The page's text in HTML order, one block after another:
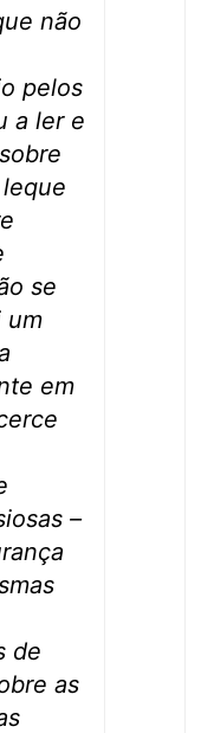
não
pelos
a ler e
se
um
em
–
de
as